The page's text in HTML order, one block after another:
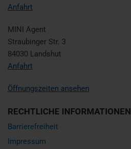
Anfahrt
MINI Agent
Straubinger Str. 3
84030 Landshut
Anfahrt
Öffnungszeiten ansehen
RECHTLICHE INFORMATIONEN
Barrierefreiheit
Impressum